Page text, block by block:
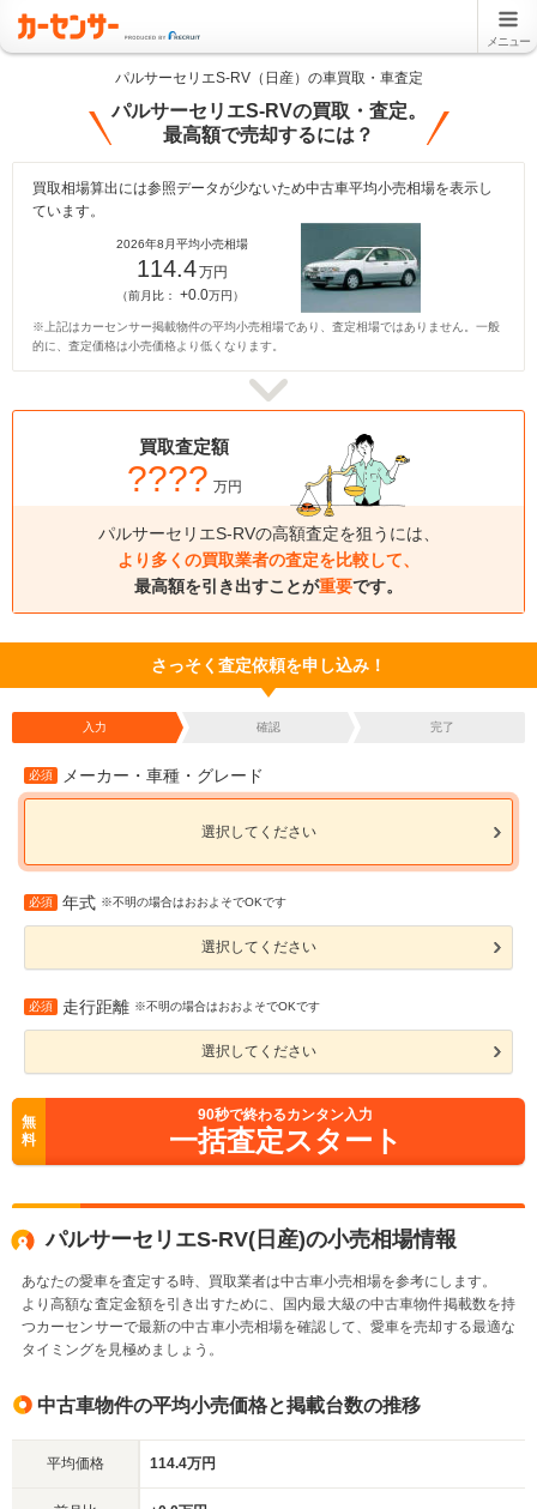
メニュー
パルサーセリエS-RV（日産）の車買取・車査定
パルサーセリエS-RVの買取・査定。
最高額で売却するには？
買取相場算出には参照データが少ないため中古車平均小売相場を表示し
ています。
2026年8月平均小売相場
114.4万円
（前月比： +0.0万円）
※上記はカーセンサー掲載物件の平均小売相場であり、査定相場ではありません。一般
的に、査定価格は小売価格より低くなります。
買取査定額
???? 万円
パルサーセリエS-RVの高額査定を狙うには、
より多くの買取業者の査定を比較して、
最高額を引き出すことが重要です。
さっそく査定依頼を申し込み！
入力 確認 完了
必須 メーカー・車種・グレード
選択してください
必須 年式 ※不明の場合はおおよそでOKです
選択してください
必須 走行距離 ※不明の場合はおおよそでOKです
選択してください
無
料
90秒で終わるカンタン入力
一括査定スタート
パルサーセリエS-RV(日産)の小売相場情報
あなたの愛車を査定する時、買取業者は中古車小売相場を参考にします。
より高額な査定金額を引き出すために、国内最大級の中古車物件掲載数を持
つカーセンサーで最新の中古車小売相場を確認して、愛車を売却する最適な
タイミングを見極めましょう。
中古車物件の平均小売価格と掲載台数の推移
平均価格 114.4万円